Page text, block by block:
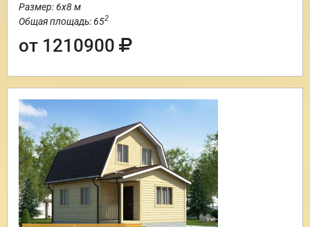
Размер: 6х8 м
Общая площадь: 652
от 1210900